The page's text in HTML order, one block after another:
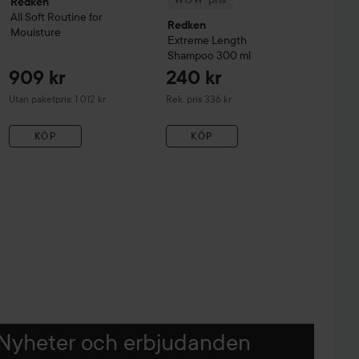
All Soft Routine for
Mouisture
909 kr
Utan paketpris: 1 012 kr
KÖP
Redken
Extreme Length
Shampoo 300 ml
240 kr
Rek. pris 336 kr
Rekommenderat pris 336 kr
KÖP
och erbjudanden